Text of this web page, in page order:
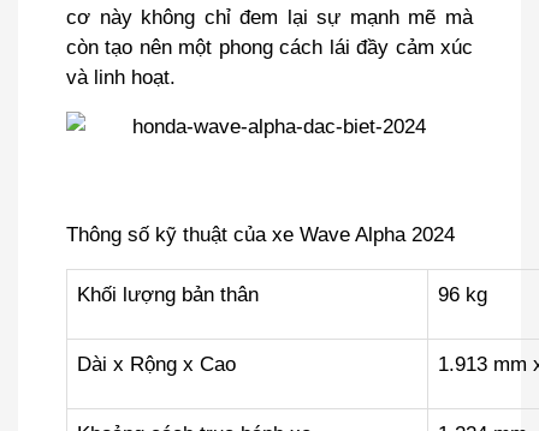
cơ này không chỉ đem lại sự mạnh mẽ mà
còn tạo nên một phong cách lái đầy cảm xúc
và linh hoạt.
Thông số kỹ thuật của xe Wave Alpha 2024
Khối lượng bản thân 96 kg
Dài x Rộng x Cao 1.913 mm